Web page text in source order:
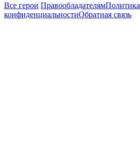
Все герои ПравообладателямПолитика
конфиденциальностиОбратная связь